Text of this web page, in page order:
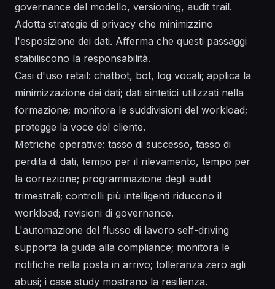
governance del modello, versioning, audit trail.
Adotta strategie di privacy che minimizzino
l'esposizione dei dati. Afferma che questi passaggi
stabiliscono la responsabilità.
Casi d'uso retail: chatbot, bot, log vocali; applica la
minimizzazione dei dati; dati sintetici utilizzati nella
formazione; monitora le suddivisioni del workload;
protegge la voce del cliente.
Metriche operative: tasso di successo, tasso di
perdita di dati, tempo per il rilevamento, tempo per
la correzione; programmazione degli audit
trimestrali; controlli più intelligenti riducono il
workload; revisioni di governance.
L'automazione del flusso di lavoro self-driving
supporta la guida alla compliance; monitora le
notifiche nella posta in arrivo; tolleranza zero agli
abusi; i case study mostrano la resilienza.